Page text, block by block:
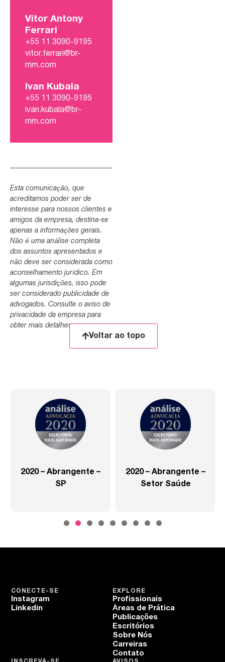
Vitor Antony
Ferrari
+55 11 3090-9195
vitor.ferrari@br-
mm.com
Ivan Kubala
+55 11 3090-9195
ivan.kubala@br-
mm.com
Esta comunicação, que
acreditamos poder ser de
interesse para nossos clientes e
amigos da empresa, destina-se
apenas a informações gerais.
Não é uma análise completa
dos assuntos apresentados e
não deve ser considerada como
aconselhamento jurídico. Em
algumas jurisdições, isso pode
ser considerado publicidade de
advogados. Consulte o aviso de
privacidade da empresa para
obter mais detalhes.
Voltar ao topo
2020 – Abrangente –
SP
2020 – Abrangente –
Setor Saúde
EXPLORE
Profissionais
Áreas de Prática
Publicações
Escritórios
Sobre Nós
Carreiras
Contato
CONECTE-SE
Instagram
Linkedin